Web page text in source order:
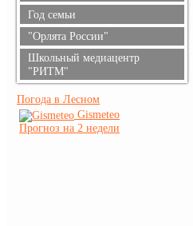
Год семьи
"Орлята России"
Школьный медиацентр
"РИТМ"
Погода в Лесном
Gismeteo
Прогноз на 2 недели